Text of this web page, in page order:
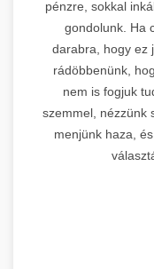
pénzre, sokkal
gondolunk. Ha
darabra, hogy ez
rádöbbenünk,
nem is fogjuk
szemmel, nézzünk
menjünk haza,